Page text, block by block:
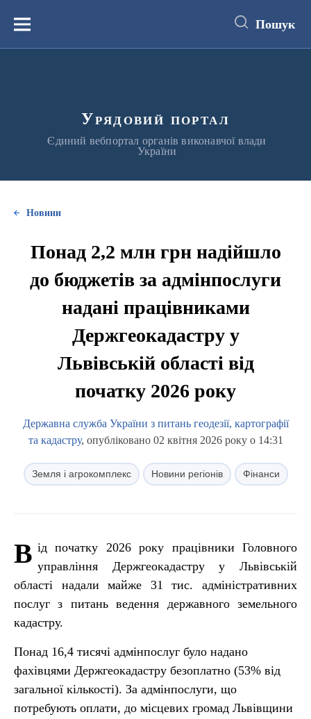
вмістуМеню Пошук
Урядовий портал
Єдиний вебпортал органів виконавчої влади
України
Новини
Понад 2,2 млн грн надійшло
до бюджетів за адмінпослуги
надані працівниками
Держгеокадастру у
Львівській області від
початку 2026 року
Державна служба України з питань геодезії, картографії
та кадастру, опубліковано 02 квітня 2026 року о 14:31
Земля і агрокомплекс Новини регіонів Фінанси
В ід початку 2026 року працівники Головного
управління Держгеокадастру у Львівській
області надали майже 31 тиc. адміністративних
послуг з питань ведення державного земельного
кадастру.
Понад 16,4 тисячі адмінпослуг було надано
фахівцями Держгеокадастру безоплатно (53% від
загальної кількості). За адмінпослуги, що
потребують оплати, до місцевих громад Львівщини